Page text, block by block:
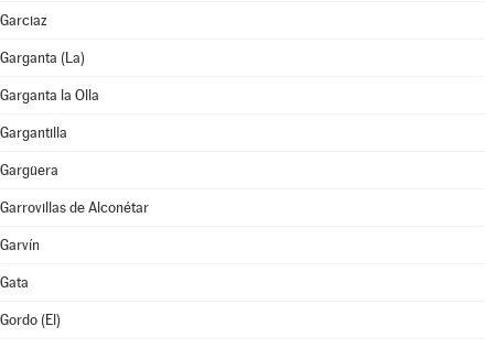
Garciaz
Garganta (La)
Garganta la Olla
Gargantilla
Gargüera
Garrovillas de Alconétar
Garvín
Gata
Gordo (El)